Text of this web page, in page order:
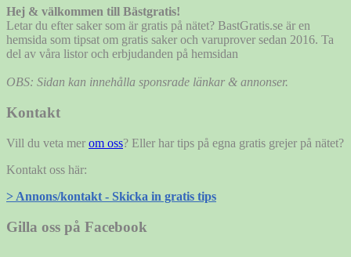
Hej & välkommen till Bästgratis!
Letar du efter saker som är gratis på nätet? BastGratis.se är en
hemsida som tipsat om gratis saker och varuprover sedan 2016. Ta
del av våra listor och erbjudanden på hemsidan
OBS: Sidan kan innehålla sponsrade länkar & annonser.
Kontakt
Vill du veta mer om oss? Eller har tips på egna gratis grejer på nätet?
Kontakt oss här:
> Annons/kontakt - Skicka in gratis tips
Gilla oss på Facebook